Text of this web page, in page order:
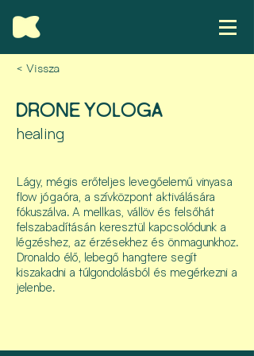
< Vissza
DRONE YOLOGA
healing
Lágy, mégis erőteljes levegőelemű vinyasa
flow jógaóra, a szívközpont aktiválására
fókuszálva. A mellkas, vállöv és felsőhát
felszabadításán keresztül kapcsolódunk a
légzéshez, az érzésekhez és önmagunkhoz.
Dronaldo élő, lebegő hangtere segít
kiszakadni a túlgondolásból és megérkezni a
jelenbe.